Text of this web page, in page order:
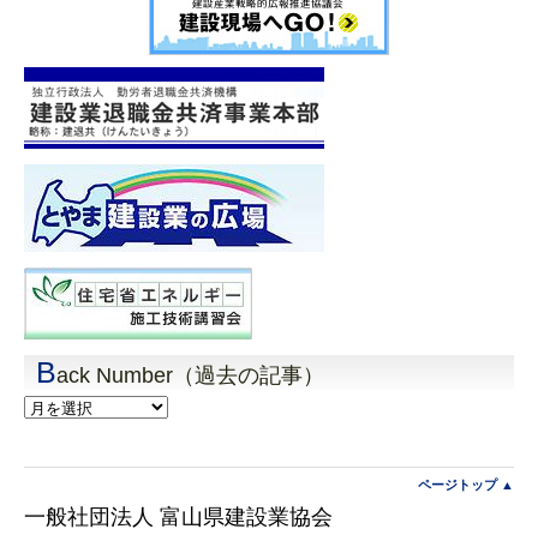
Back Number（過去の記事）
Back
Number（過
事）
ページトップ ▲
一般社団法人 富山県建設業協会